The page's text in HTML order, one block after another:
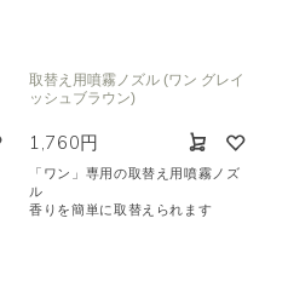
取替え用噴霧ノズル (ワン グレイ
ッシュブラウン)
1,760円
「ワン」専用の取替え用噴霧ノズ
ル
香りを簡単に取替えられます